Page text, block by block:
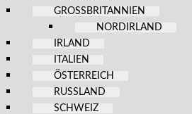
GROSSBRITANNIEN
NORDIRLAND
IRLAND
ITALIEN
ÖSTERREICH
RUSSLAND
SCHWEIZ